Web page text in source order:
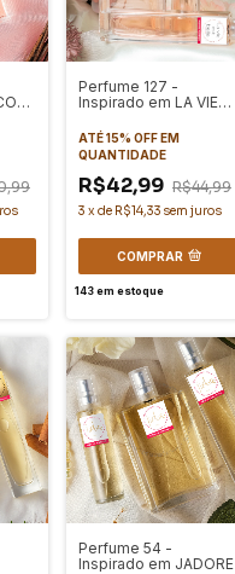
Perfume 127 -
Inspirado em LA VIE
ATÉ 15% OFFEM
QUANTIDADE
R$42,99 R$44,99
3 xde R$14,33 sem juros
COMPRAR
143em estoque
Perfume 54 -
Inspirado em JADORE